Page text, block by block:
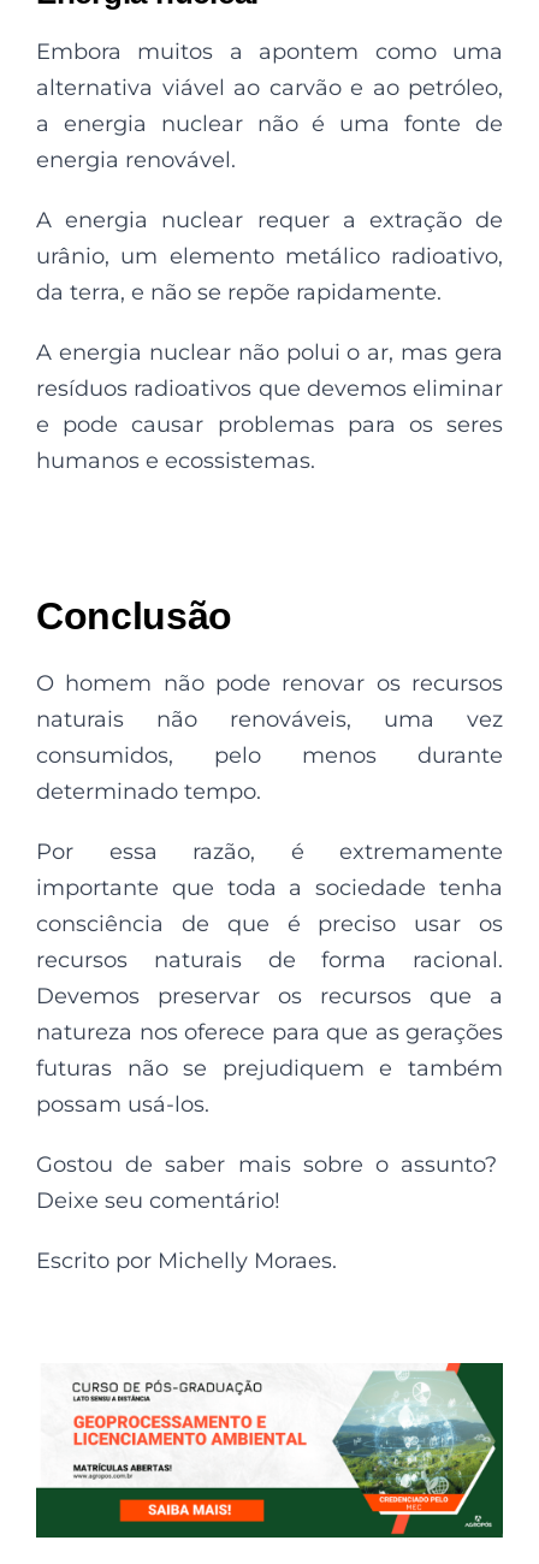
Embora muitos a apontem como uma
alternativa viável ao carvão e ao petróleo,
a energia nuclear não é uma fonte de
energia renovável.
A energia nuclear requer a extração de
urânio, um elemento metálico radioativo,
da terra, e não se repõe rapidamente.
A energia nuclear não polui o ar, mas gera
resíduos radioativos que devemos eliminar
e pode causar problemas para os seres
humanos e ecossistemas.
Conclusão
O homem não pode renovar os recursos
naturais não renováveis, uma vez
consumidos, pelo menos durante
determinado tempo.
Por essa razão, é extremamente
importante que toda a sociedade tenha
consciência de que é preciso usar os
recursos naturais de forma racional.
Devemos preservar os recursos que a
natureza nos oferece para que as gerações
futuras não se prejudiquem e também
possam usá-los.
Gostou de saber mais sobre o assunto?
Deixe seu comentário!
Escrito por Michelly Moraes.